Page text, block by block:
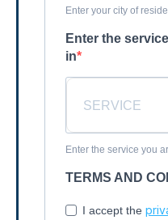
Enter your city of
Enter the
in
Enter the service you
TERMS AND
I accept the